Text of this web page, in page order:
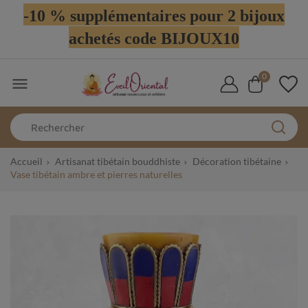
-10 % supplémentaires pour 2 bijoux
achetés code BIJOUX10
 0
Accueil Artisanat tibétain bouddhiste
Décoration tibétaine
Vase tibétain ambre et pierres naturelles